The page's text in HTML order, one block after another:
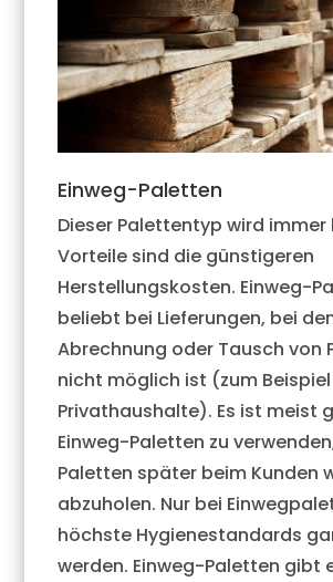
Einweg-Paletten
Dieser Palettentyp wird immer
Vorteile sind die günstigeren
Herstellungskosten. Einweg-
beliebt bei Lieferungen, bei
Abrechnung oder Tausch von
nicht möglich ist (zum
Privathaushalte). Es ist meist
Einweg-Paletten zu
Paletten später beim Kunden
abzuholen. Nur bei
höchste Hygienestandards
werden. Einweg-Paletten gibt